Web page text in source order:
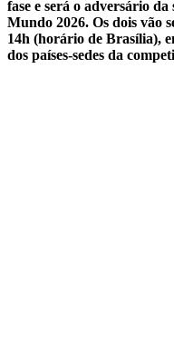
fase e será o adversário
Mundo 2026. Os dois vão
14h (horário de Brasília),
dos países-sedes da